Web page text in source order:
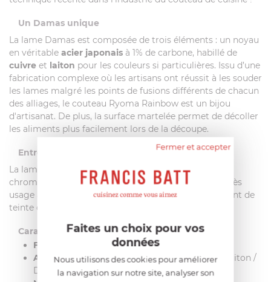
Un Damas unique
La lame Damas est composée de trois éléments : un noyau
en véritable acier japonais à 1% de carbone, habillé de
cuivre et laiton pour les couleurs si particulières. Issu d’une
fabrication complexe où les artisans ont réussit à les souder
les lames malgré les points de fusions différents de chacun
des alliages, le couteau Ryoma Rainbow est un bijou
d'artisanat. De plus, la surface martelée permet de décoller
les aliments plus facilement lors de la découpe.
Entretien
La lame est composé d'un acier carbone faiblement
chromé. Elle doit être lavée à l'eau et bien séchée après
usage avec un tissu propre pour éviter un changement de
teinte de la lame.
Caractéristiques :
Fabricant
Acier: Acier japonais 1,0 % de carbone, cuivre laiton /
Damas 67 couches
Fermer et accepter
Faites un choix pour vos
données
Nous utilisons des cookies pour améliorer
la navigation sur notre site, analyser son